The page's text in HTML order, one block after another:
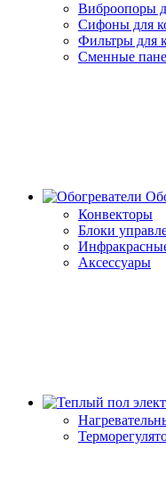
Виброопоры
Сифоны для
Фильтры для
Сменные
Конвекторы
Блоки
Аксессуары